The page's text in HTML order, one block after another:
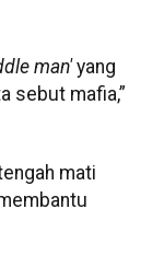
man'yang
sebut mafia,”
mati